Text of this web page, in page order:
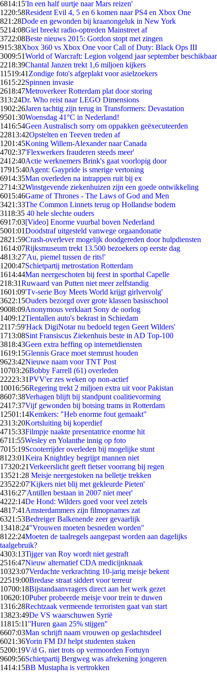
6814:15'In een half uurtje naar Mars reizen'
1220:58Resident Evil 4, 5 en 6 komen naar PS4 en Xbox One
821:28Dode en gewonden bij kraanongeluk in New York
5214:08Giel breekt radio-optreden Mainstreet af
3722:08Beste nieuws 2015: Gordon stopt met zingen
915:38Xbox 360 vs Xbox One voor Call of Duty: Black Ops III
3009:51World of Warcraft: Legion volgend jaar september beschikbaar
2218:39Chantal Janzen trekt 1,6 miljoen kijkers
11519:41 Zondige foto's afgeplakt voor asielzoekers
1615:22Spinnen invasie
2618:47Metroverkeer Rotterdam plat door storing
313:24Dr. Who reist naar LEGO Dimensions
1902:26Jaren tachtig zijn terug in Transformers: Devastation
9501:30Woensdag 41°C in Nederland!
1416:54Geen Australisch sorry om oppakken geëxecuteerden
22813:42Opstelten en Teeven treden af
1201:45Koning Willem-Alexander naar Canada
4702:37'Flexwerkers frauderen steeds meer'
2412:40Actie werknemers Brink's gaat voorlopig door
17915:40Agent: Gaypride is smerige vertoning
6914:35Man overleden na intrappen ruit bij ex
2714:32Winstgevende ziekenhuizen zijn een goede ontwikkeling
6015:46Game of Thrones - The Laws of God and Men
3421:33The Common Linnets terug op Hollandse bodem
3118:35 40 hele slechte ouders
6917:03[Video] Enorme vuurbal boven Nederland
5001:01Doodstraf uitgesteld vanwege orgaandonatie
2821:59Crash-overlever mogelijk doodgereden door hulpdiensten
1614:07Rijksmuseum trekt 13.500 bezoekers op eerste dag
4813:27'Au, piemel tussen de rits!'
1200:47Schietpartij metrostation Rotterdam
1614:44Man neergeschoten bij feest in sporthal Capelle
218:31Ruwaard van Putten niet meer zelfstandig
1601:09'Tv-serie Boy Meets World krijgt girlvervolg'
3622:15Ouders bezorgd over grote klassen basisschool
9008:09Anonymous verklaart Sony de oorlog
1409:12Tientallen auto's bekrast in Schiedam
2117:59'Hack DigiNotar nu bedoeld tegen Geert Wilders'
1713:08Sint Fransiscus Ziekenhuis beste in AD Top-100
3818:43Geen extra heffing op internetdiensten
1619:15Glennis Grace moet stemrust houden
9623:42Nieuwe naam voor TNT Post
10703:26Bobby Farrell (61) overleden
22223:31PVV'er zes weken op non-actief
10016:56Regering trekt 2 miljoen extra uit voor Pakistan
8607:38Verhagen blijft bij standpunt coalitievorming
2417:37Vijf gewonden bij botsing trams in Rotterdam
12501:14Kemkers: "Heb enorme fout gemaakt"
2313:20Kortsluiting bij koperdief
4715:33Filmpje naakte presentatrice enorme hit
6711:55Wesley en Yolanthe innig op foto
7015:19Scooterrijder overleden bij mogelijke stunt
81 23:01Keira Knightley begrijpt mannen niet
17320:21Verkeerslicht geeft fietser voorrang bij regen
13521:28 Meisje neergestoken na belletje trekken
23522:07'Kijkers niet blij met gekleurde Pieten'
4316:27'Antillen bestaan in 2007 niet meer'
4222:14De Hond: Wilders goed voor veel zetels
4817:41 Amsterdammers zijn filmopnames zat
6321:53Bedreiger Balkenende zeer gevaarlijk
13418:24"Vrouwen moeten besneden worden"
81 22:24Moeten de taalregels aangepast worden aan dagelijks
taalgebruik?
4303:13Tijger van Roy wordt niet gestraft
2516:47Nieuw alternatief CDA medicijnknaak
10323:07Verdachte verkrachting 10-jarig meisje bekent
22519:00Bredase straat siddert voor terreur
10700:18Bijstandaanvragers direct aan het werk gezet
10620:10Puber probeerde meisje voor trein te duwen
1316:28Rechtzaak vermeende terroristen gaat van start
13823:49De VS waarschuwen Syrië
11815:11''Huren gaan 25% stijgen''
6607:03Man schrijft naam vrouwen op geslachtsdeel
6021:36Yorin FM DJ helpt studenten staken
5200:19V/d G. niet trots op vermoorden Fortuyn
9609:56Schietpartij Bergweg was afrekening jongeren
1414:15BB Mustapha is vertrokken